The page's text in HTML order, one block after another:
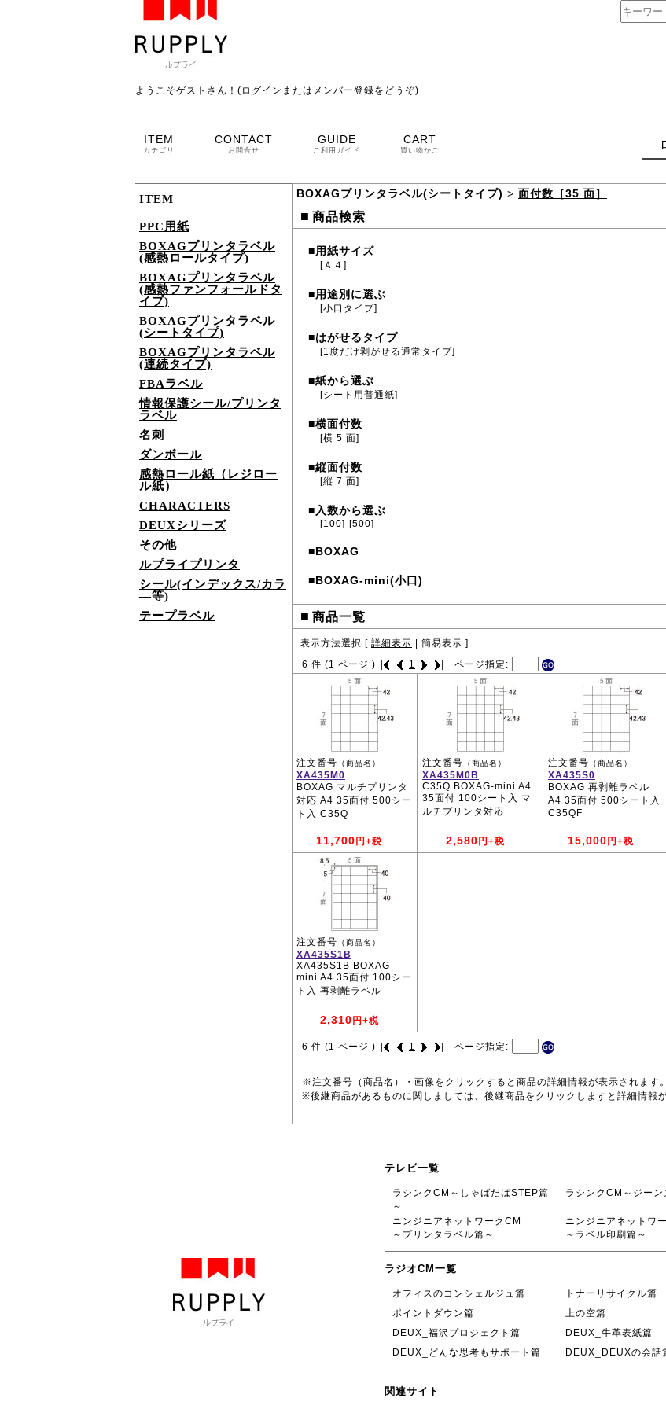
ようこそゲストさん！(ログインまたはメンバー登録をどうぞ)
ITEM
カテゴリ
CONTACT
お問合せ
GUIDE
ご利用ガイド
CART
買い物かご
ITEM
PPC用紙
BOXAGプリンタラベル
(感熱ロールタイプ)
BOXAGプリンタラベル
(感熱ファンフォールドタ
イプ)
BOXAGプリンタラベル
(シートタイプ)
BOXAGプリンタラベル
(連続タイプ)
FBAラベル
情報保護シール/プリンタ
ラベル
名刺
ダンボール
感熱ロール紙（レジロー
ル紙）
CHARACTERS
DEUXシリーズ
その他
ルプライプリンタ
シール(インデックス/カラ
―等)
テープラベル
BOXAGプリンタラベル(シートタイプ) > 面付数［35 面］
■ 商品検索
■用紙サイズ
[Ａ４]
■用途別に選ぶ
[小口タイプ]
■はがせるタイプ
[1度だけ剥がせる通常タイプ]
■紙から選ぶ
[シート用普通紙]
■横面付数
[横 5 面]
■縦面付数
[縦 7 面]
■ 入数から選ぶ
[100] [500]
■BOXAG
■BOXAG-mini(小口)
■ 商品一覧
表示方法選択 [ 詳細表示 簡易表示 ]
6 件 (1 ページ ) 1 ページ指定:
注文番号 （商品名）
XA435M0
BOXAG マルチプリンタ
対応 A4 35面付 500シー
ト入 C35Q
11,700 円+税
注文番号 （商品名）
XA435M0B
C35Q BOXAG-mini A4
35面付 100シート入 マ
ルチプリンタ対応
2,580 円+税
注文番号 （商品名）
XA435S0
BOXAG 再剥離ラベル
A4 35面付 500シート入
C35QF
15,000 円+税
注文番号 （商品名）
XA435S1B
XA435S1B BOXAG-
mini A4 35面付 100シー
ト入 再剥離ラベル
2,310 円+税
6 件 (1 ページ ) 1 ページ指定:
※注文番号（商品名）・画像をクリックすると商品の詳細情報が表示されます。
※後継商品があるものに関しましては、後継商品をクリックしますと詳細情報
テレビ一覧
ラシンクCM～しゃばだばSTEP篇
～
ラシンクCM～ジーン
ニンジニアネットワークCM
～プリンタラベル篇～
ニンジニアネットワ
～ラベル印刷篇～
ラジオCM一覧
オフィスのコンシェルジュ篇 トナーリサイクル篇
ポイントダウン篇
上の空篇
DEUX_福沢プロジェクト篇
DEUX_牛革表紙篇
DEUX_どんな思考もサポート篇
DEUX_DEUXの会話
関連サイト